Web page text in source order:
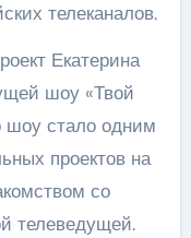
телеканалов.
Екатерина
шоу «Твой
шоу стало одним
проектов на
со
телеведущей.